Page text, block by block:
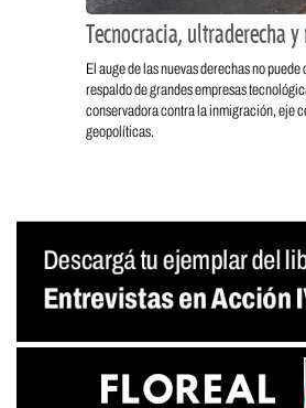
Tecnocracia, ultraderecha
El auge de las nuevas derechas no puede
respaldo de grandes empresas
conservadora contra la inmigración, eje
geopolíticas.